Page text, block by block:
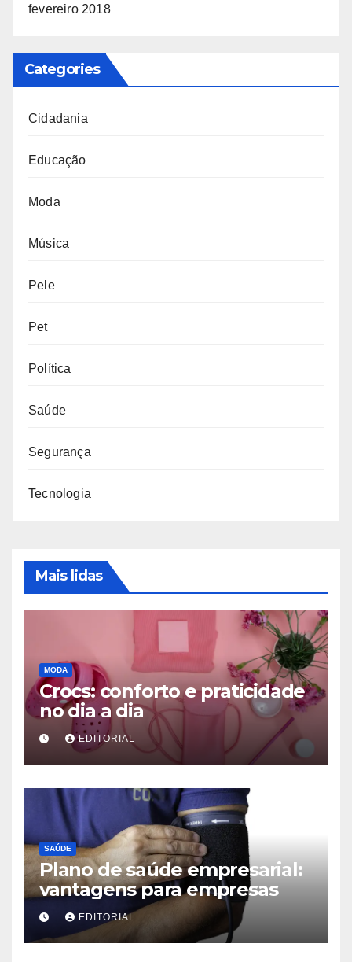
fevereiro 2018
Categories
Cidadania
Educação
Moda
Música
Pele
Pet
Política
Saúde
Segurança
Tecnologia
Mais lidas
MODA
Crocs: conforto e praticidade
no dia a dia
EDITORIAL
SAÚDE
Plano de saúde empresarial:
vantagens para empresas
EDITORIAL